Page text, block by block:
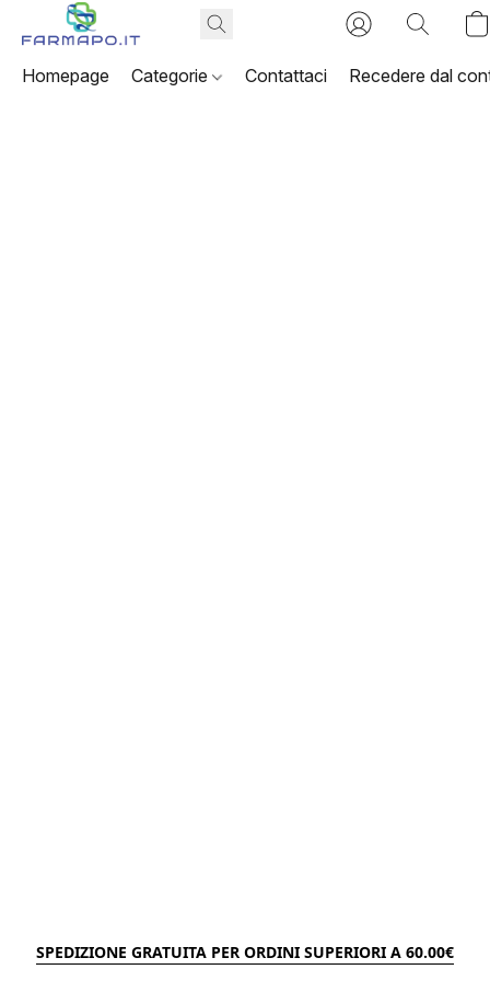
Homepage Categorie Contattaci Recedere dal
SPEDIZIONE GRATUITA PER ORDINI SUPERIORI A 60.00€